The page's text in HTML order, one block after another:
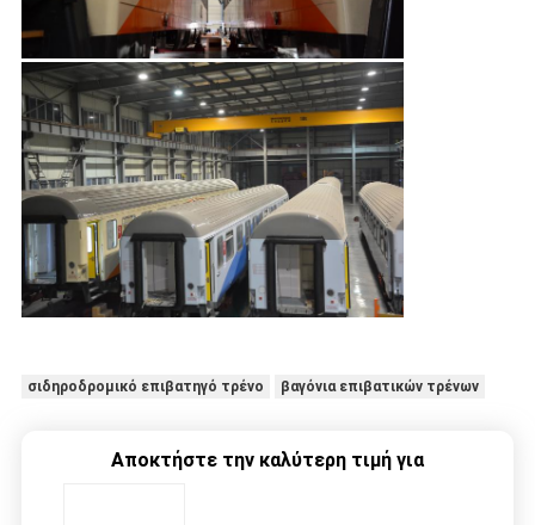
σιδηροδρομικό επιβατηγό τρένο βαγόνια επιβατικών τρένων
Αποκτήστε την καλύτερη τιμή για